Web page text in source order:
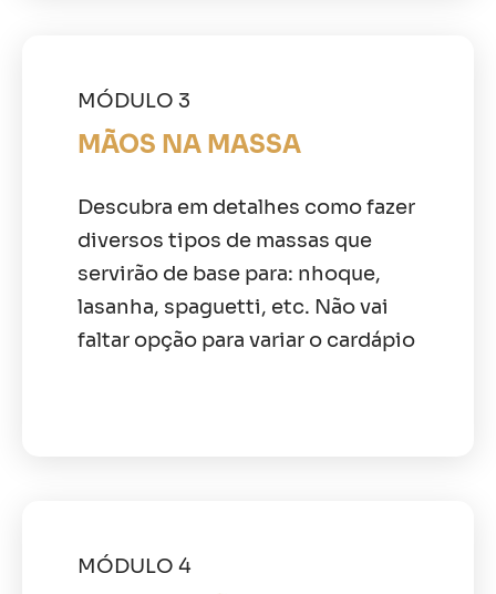
MÓDULO 3
MÃOS NA MASSA
Descubra em detalhes como fazer
diversos tipos de massas que
servirão de base para: nhoque,
lasanha, spaguetti, etc. Não vai
faltar opção para variar o cardápio
MÓDULO 4